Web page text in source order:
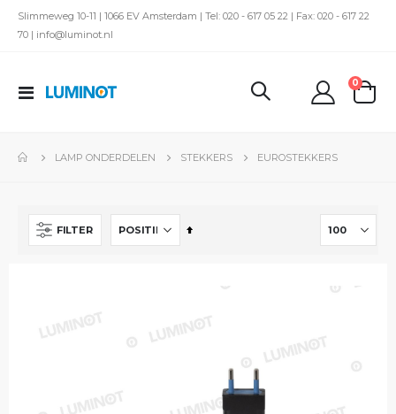
Slimmeweg 10-11 | 1066 EV Amsterdam | Tel: 020 - 617 05 22 | Fax: 020 - 617 22
70 | info@luminot.nl
Toggle
kar
0
LAMP ONDERDELEN STEKKERS EUROSTEKKERS
FILTER
Van